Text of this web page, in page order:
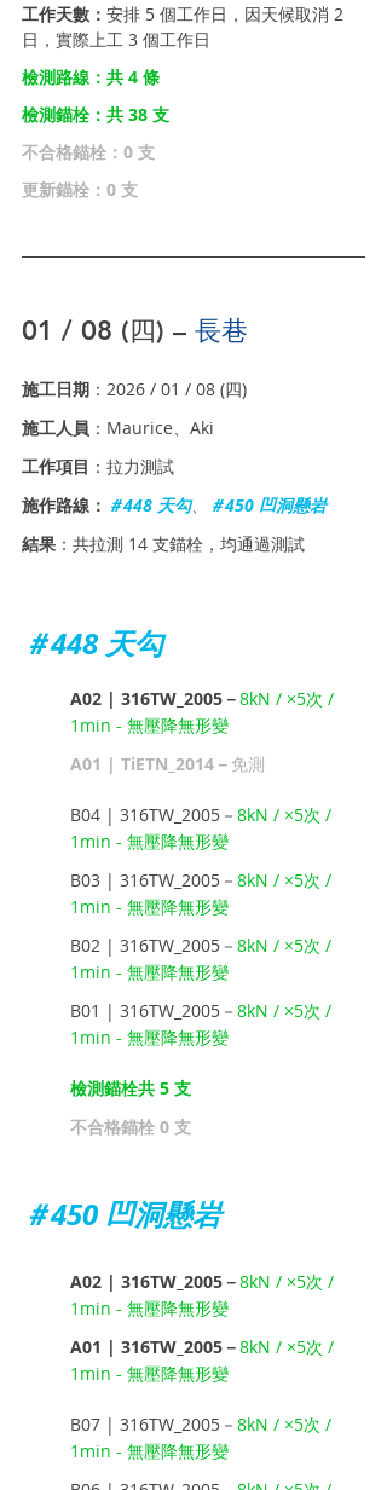
工作天數： 安排 5 個工作日，因天候取消 2
日，實際上工 3 個工作日
檢測路線：共 4 條
檢測錨栓：共 38 支
不合格錨栓：0 支
更新錨栓：0 支
01 / 08 (四) – 長巷
施工日期 ：2026 / 01 / 08 (四)
施工人員 ：Maurice、Aki
工作項目 ：拉力測試
施作路線： ＃448 天勾、
＃450 凹洞懸岩
結果 ：共拉測 14 支錨栓，均通過測試
＃448 天勾
A02 | 316TW_2005－8kN / ×5次 /
1min - 無壓降無形變
A01 | TiETN_2014－ 免測
B04 | 316TW_2005－ 8kN / ×5次 /
1min - 無壓降無形變
B03 | 316TW_2005－ 8kN / ×5次 /
1min - 無壓降無形變
B02 | 316TW_2005－ 8kN / ×5次 /
1min - 無壓降無形變
B01 | 316TW_2005－ 8kN / ×5次 /
1min - 無壓降無形變
檢測錨栓共 5 支
不合格錨栓 0 支
＃450 凹洞懸岩
A02 | 316TW_2005－8kN / ×5次 /
1min - 無壓降無形變
A01 | 316TW_2005－8kN / ×5次 /
1min - 無壓降無形變
B07 | 316TW_2005－ 8kN / ×5次 /
1min - 無壓降無形變